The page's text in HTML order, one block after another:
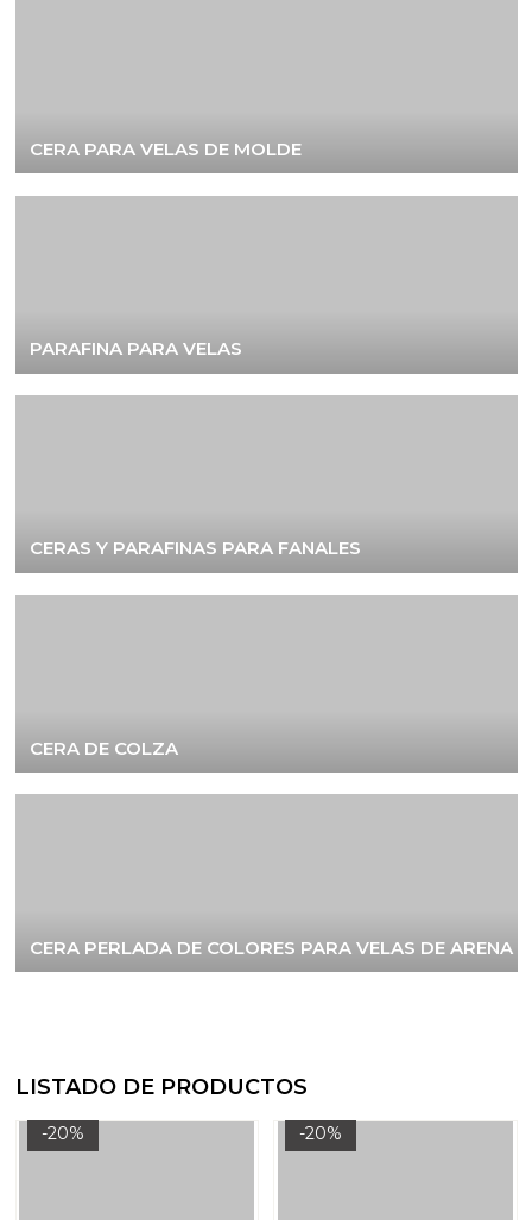
CERA PARA VELAS DE MOLDE
PARAFINA PARA VELAS
CERAS Y PARAFINAS PARA FANALES
CERA DE COLZA
CERA PERLADA DE COLORES PARA VELAS DE ARENA
LISTADO DE PRODUCTOS
-20% -20%